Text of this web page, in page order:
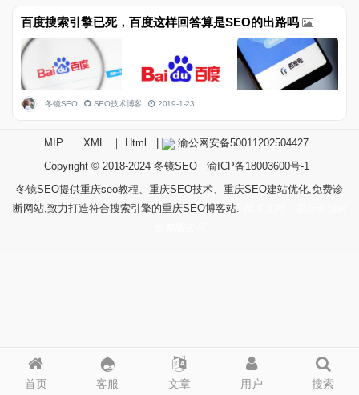
百度搜索引擎已死，百度这样回答算是SEO的出路吗
冬镜SEO SEO技术博客 2019-1-23
首页 客服 文章 用户 搜索
MIP ｜ XML ｜ Html
渝公网安备50011202504427
Copyright © 2018-2024 冬镜SEO
渝ICP备18003600号-1
冬镜SEO提供重庆seo教程、重庆SEO技术、重庆SEO建站优化,免费诊
断网站,致力打造符合搜索引擎的重庆SEO博客站.